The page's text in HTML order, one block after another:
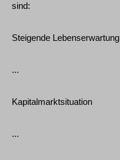
sind:
Steigende Lebenserwartung
...
Kapitalmarktsituation
...